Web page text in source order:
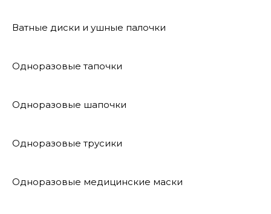
Ватные диски и ушные палочки
Одноразовые тапочки
Одноразовые шапочки
Одноразовые трусики
Одноразовые медицинские маски